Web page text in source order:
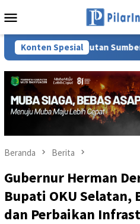
ke
Mobile
Konten Spesial
Sumber Daya Air dan
Beranda Berita
Gubernur Herman
Bupati OKU Selatan,
dan Perbaikan